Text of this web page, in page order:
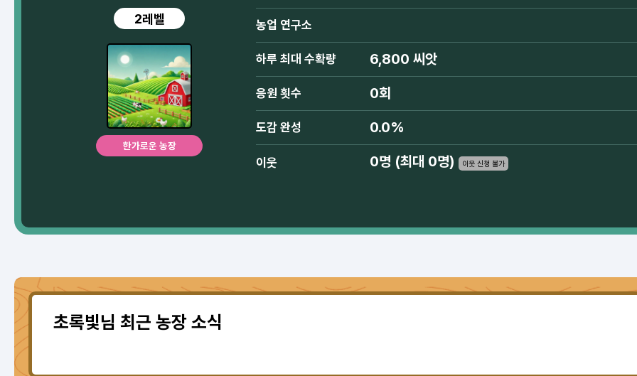
2레벨
한가로운 농장
농업 연구소
하루 최대 수확량 6,800 씨앗
응원 횟수 0회
도감 완성 0.0%
이웃 0명 (최대 0명) 이웃 신청 불가
초록빛님 최근 농장 소식